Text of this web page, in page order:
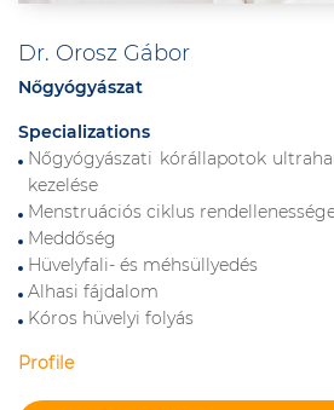
Dr. Orosz Gábor
Nőgyógyászat
Specializations
Nőgyógyászati kórállapotok
kezelése
Menstruációs ciklus
Meddőség
Hüvelyfali- és méhsüllyedés
Alhasi fájdalom
Kóros hüvelyi folyás
Profile